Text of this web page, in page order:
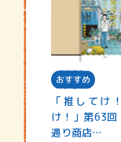
おすすめ
「推してけ
け！」第63
通り商店…